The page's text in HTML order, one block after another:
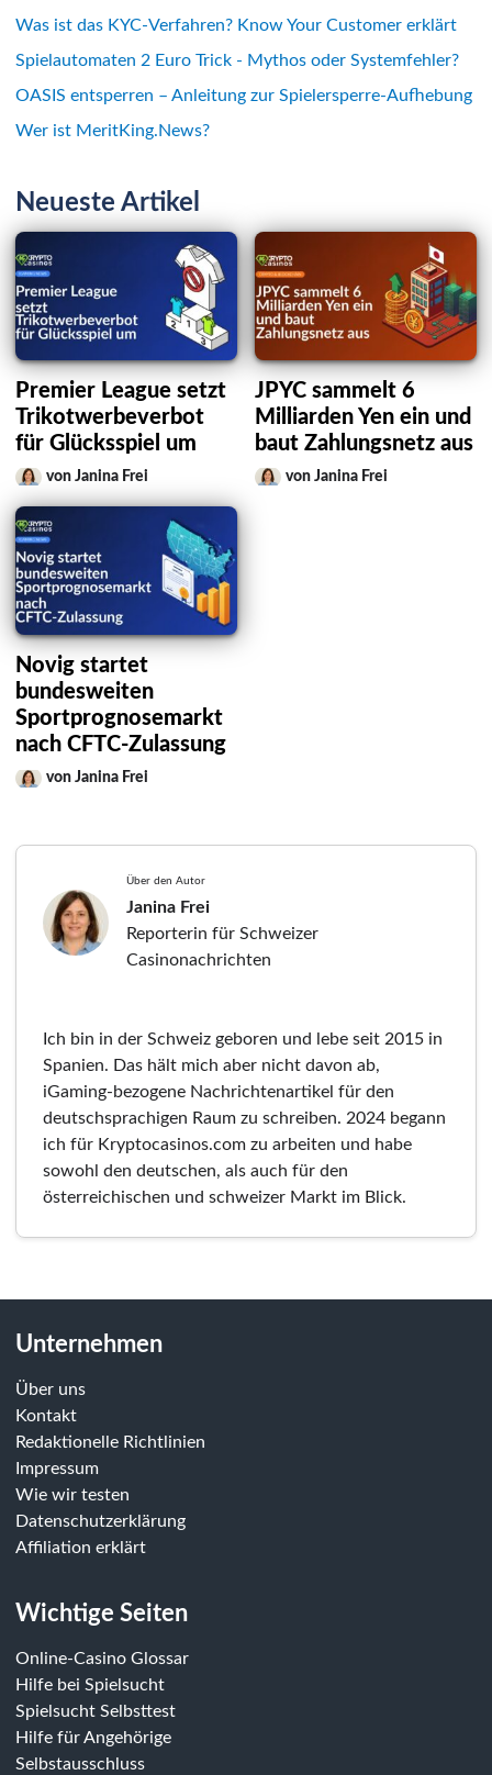
Was ist das KYC-Verfahren? Know Your Customer erklärt
Spielautomaten 2 Euro Trick - Mythos oder Systemfehler?
OASIS entsperren – Anleitung zur Spielersperre-Aufhebung
Wer ist MeritKing.News?
Neueste Artikel
Premier League setzt
Trikotwerbeverbot
für Glücksspiel um
von Janina Frei
JPYC sammelt 6
Milliarden Yen ein und
baut Zahlungsnetz aus
von Janina Frei
Novig startet
bundesweiten
Sportprognosemarkt
nach CFTC-Zulassung
von Janina Frei
Über den Autor
Janina Frei
Reporterin für Schweizer
Casinonachrichten
Ich bin in der Schweiz geboren und lebe seit 2015 in
Spanien. Das hält mich aber nicht davon ab,
iGaming-bezogene Nachrichtenartikel für den
deutschsprachigen Raum zu schreiben. 2024 begann
ich für Kryptocasinos.com zu arbeiten und habe
sowohl den deutschen, als auch für den
österreichischen und schweizer Markt im Blick.
Unternehmen
Über uns
Kontakt
Redaktionelle Richtlinien
Impressum
Wie wir testen
Datenschutzerklärung
Affiliation erklärt
Wichtige Seiten
Online-Casino Glossar
Hilfe bei Spielsucht
Spielsucht Selbsttest
Hilfe für Angehörige
Selbstausschluss